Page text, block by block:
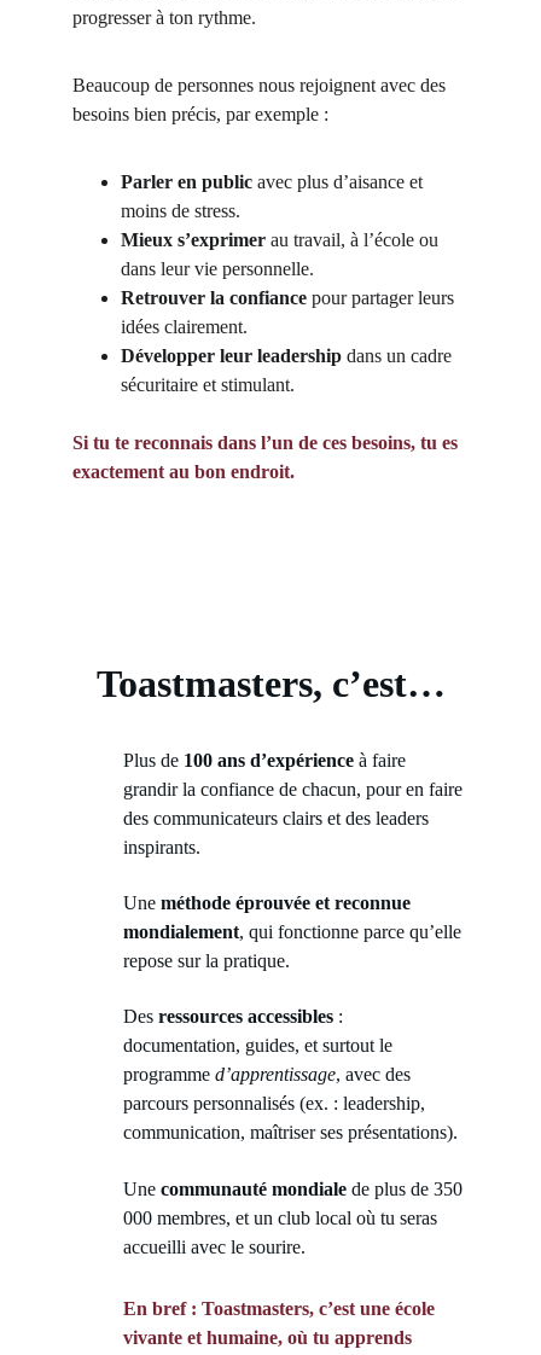
progresser à ton rythme.
Beaucoup de personnes nous rejoignent avec des
besoins bien précis, par exemple :
Parler en public avec plus d’aisance et
moins de stress.
Mieux s’exprimer au travail, à l’école ou
dans leur vie personnelle.
Retrouver la confiance pour partager leurs
idées clairement.
Développer leur leadership dans un cadre
sécuritaire et stimulant.
Si tu te reconnais dans l’un de ces besoins, tu es
exactement au bon endroit.
Toastmasters, c’est…
Plus de 100 ans d’expérience à faire
grandir la confiance de chacun, pour en faire
des communicateurs clairs et des leaders
inspirants.
Une méthode éprouvée et reconnue
mondialement, qui fonctionne parce qu’elle
repose sur la pratique.
Des ressources accessibles :
documentation, guides, et surtout le
programme d’apprentissage, avec des
parcours personnalisés (ex. : leadership,
communication, maîtriser ses présentations).
Une communauté mondiale de plus de 350
000 membres, et un club local où tu seras
accueilli avec le sourire.
En bref : Toastmasters, c’est une école
vivante et humaine, où tu apprends